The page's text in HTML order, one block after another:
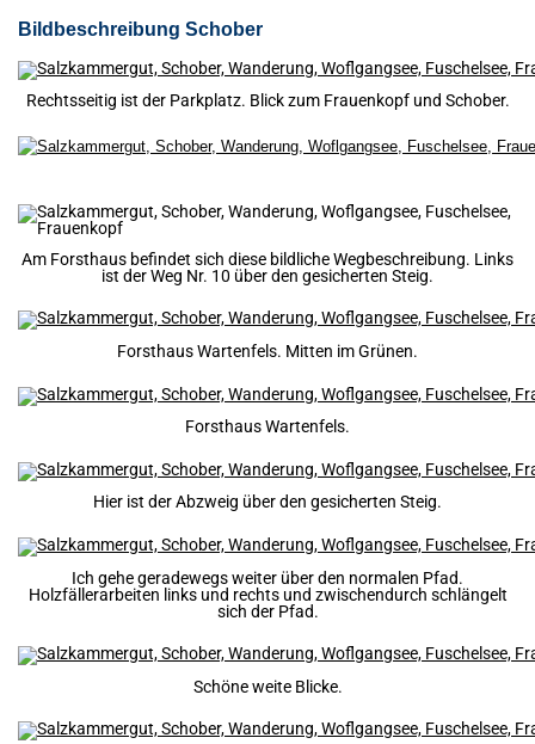
Bildbeschreibung Schober
Rechtsseitig ist der Parkplatz. Blick zum Frauenkopf und Schober.
Am Forsthaus befindet sich diese bildliche Wegbeschreibung. Links
ist der Weg Nr. 10 über den gesicherten Steig.
Forsthaus Wartenfels. Mitten im Grünen.
Forsthaus Wartenfels.
Hier ist der Abzweig über den gesicherten Steig.
Ich gehe geradewegs weiter über den normalen Pfad.
Holzfällerarbeiten links und rechts und zwischendurch schlängelt
sich der Pfad.
Schöne weite Blicke.